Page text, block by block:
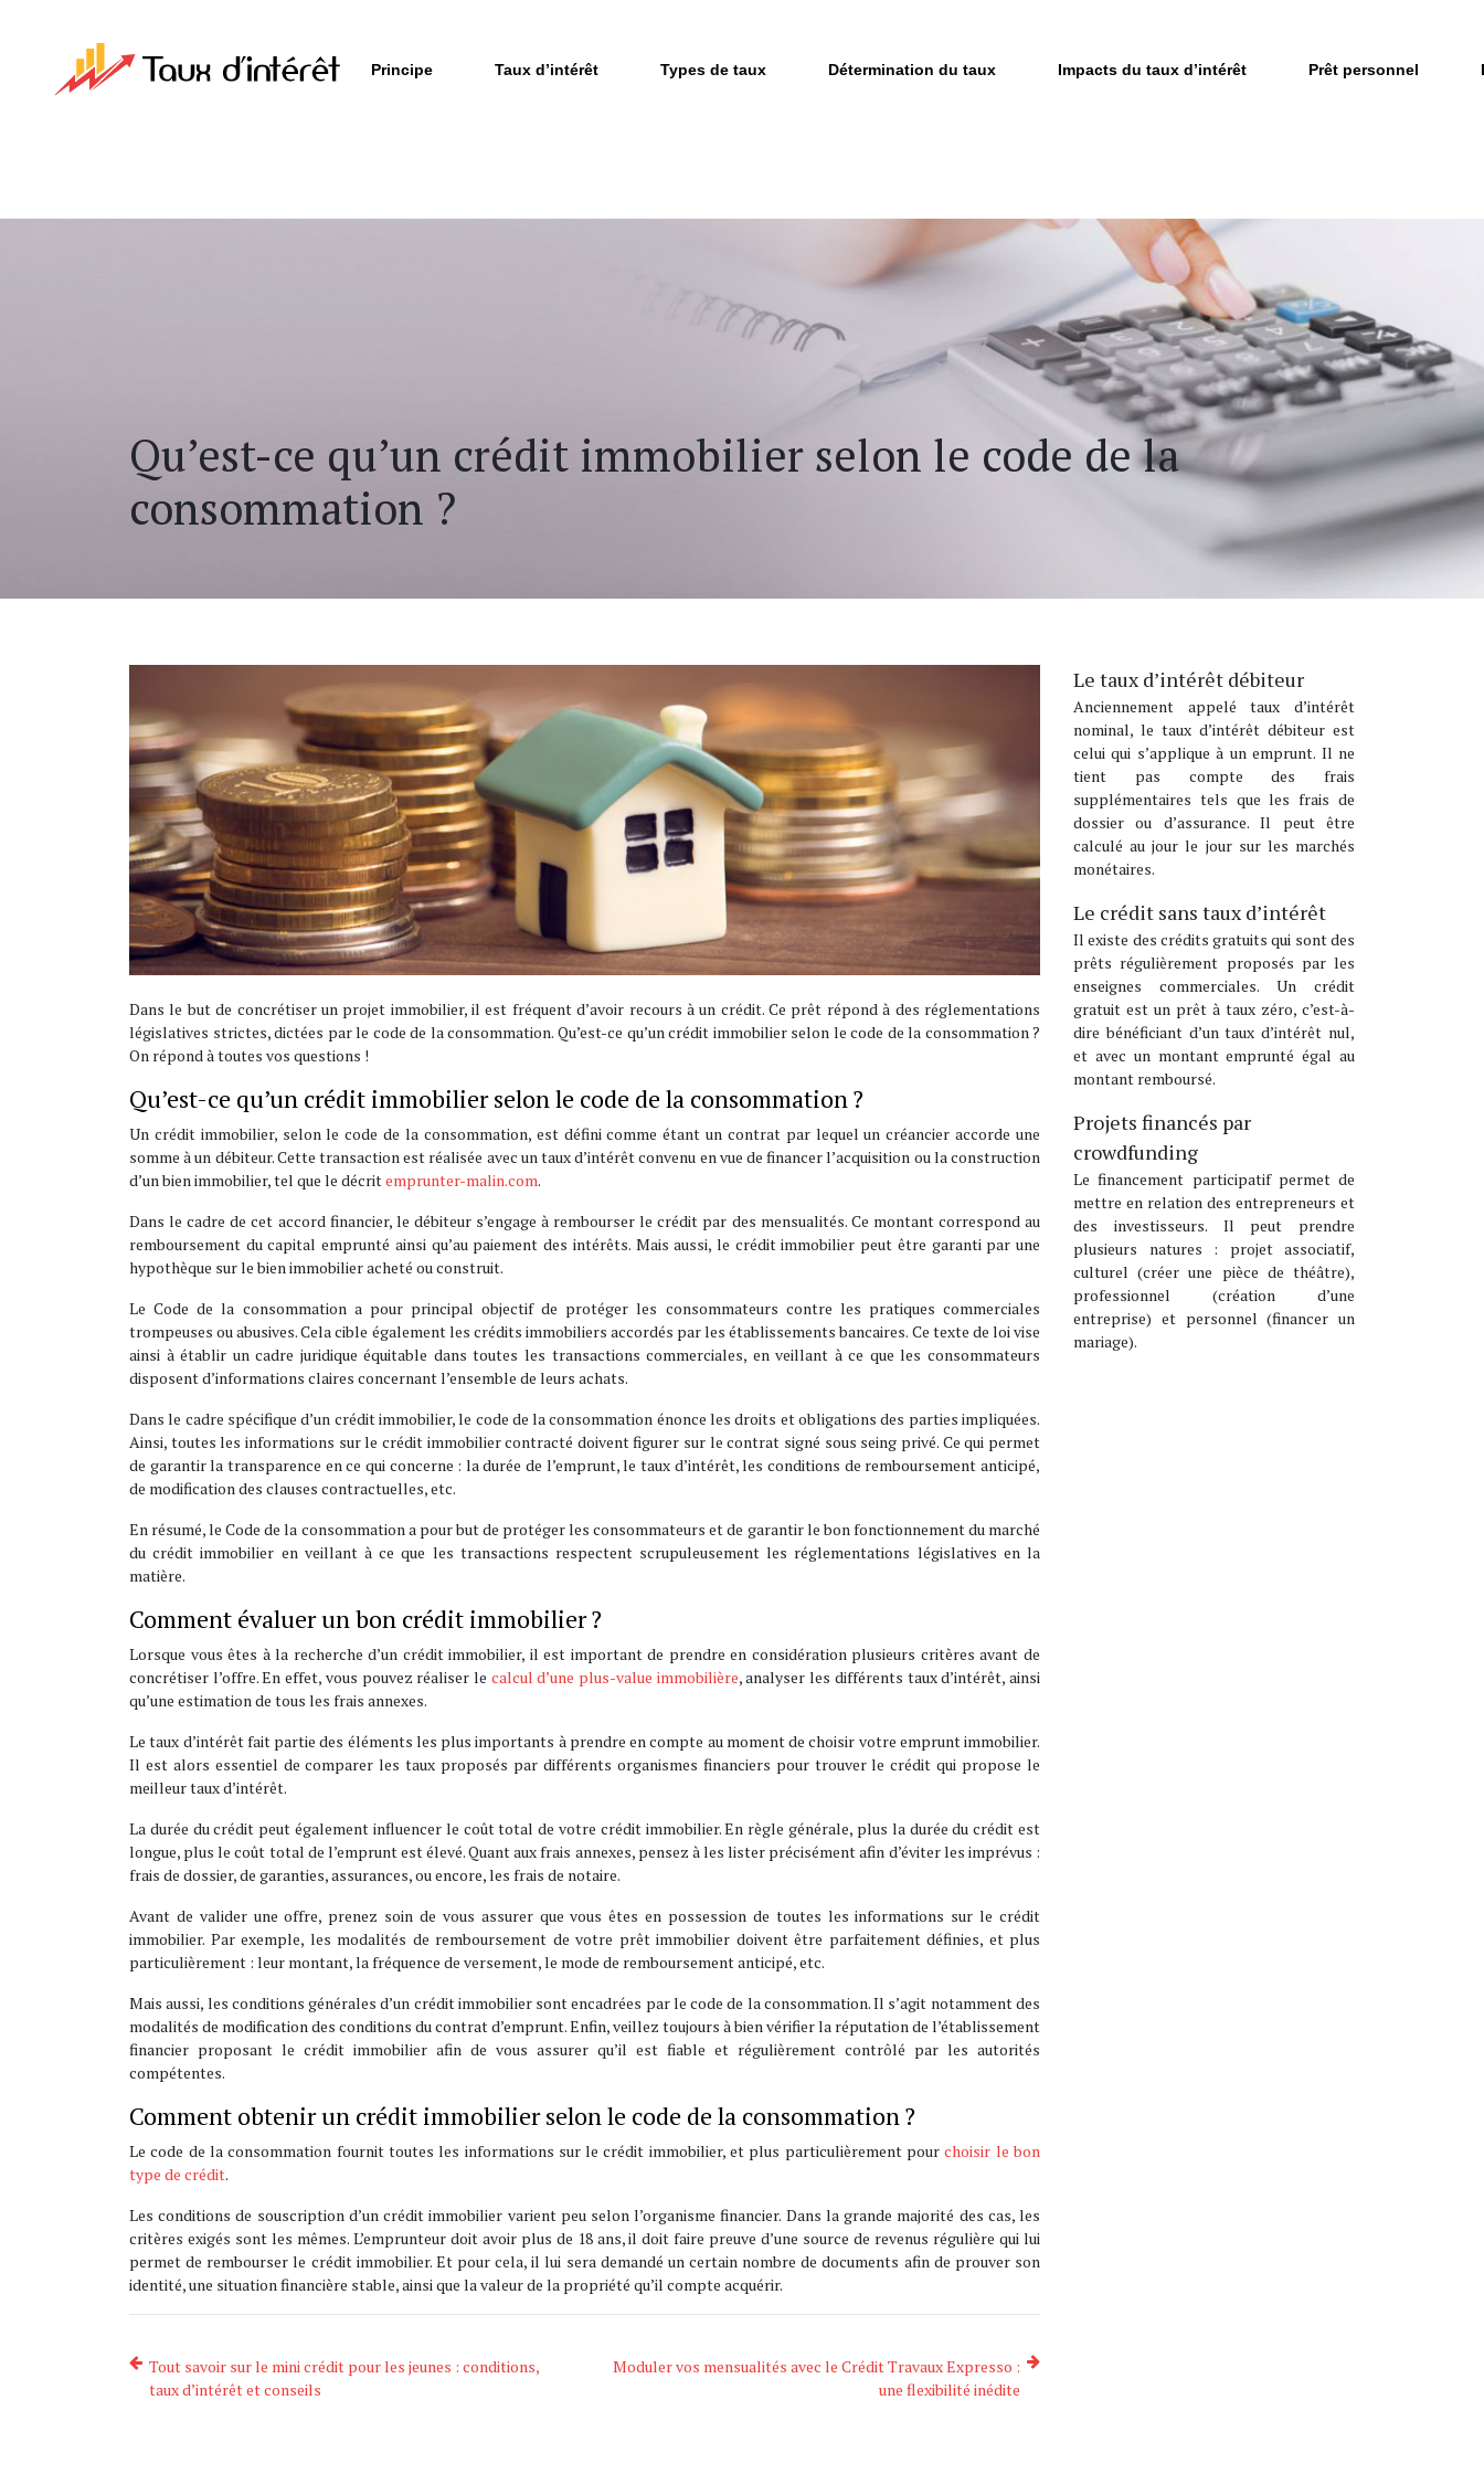
Principe Taux d’intérêt Types de taux Détermination du taux Impacts du taux d’intérêt Prêt personnel
Qu’est-ce qu’un crédit immobilier selon le code de la
consommation ?
Dans le but de concrétiser un projet immobilier, il est fréquent d’avoir recours à un crédit. Ce prêt répond à des réglementations
législatives strictes, dictées par le code de la consommation. Qu’est-ce qu’un crédit immobilier selon le code de la consommation ?
On répond à toutes vos questions !
Qu’est-ce qu’un crédit immobilier selon le code de la consommation ?
Un crédit immobilier, selon le code de la consommation, est défini comme étant un contrat par lequel un créancier accorde une
somme à un débiteur. Cette transaction est réalisée avec un taux d’intérêt convenu en vue de financer l’acquisition ou la construction
d’un bien immobilier, tel que le décritemprunter-malin.com.
Dans le cadre de cet accord financier, le débiteur s’engage à rembourser le crédit par des mensualités. Ce montant correspond au
remboursement du capital emprunté ainsi qu’au paiement des intérêts. Mais aussi, le crédit immobilier peut être garanti par une
hypothèque sur le bien immobilier acheté ou construit.
Le Code de la consommation a pour principal objectif de protéger les consommateurs contre les pratiques commerciales
trompeuses ou abusives. Cela cible également les crédits immobiliers accordés par les établissements bancaires. Ce texte de loi vise
ainsi à établir un cadre juridique équitable dans toutes les transactions commerciales, en veillant à ce que les consommateurs
disposent d’informations claires concernant l’ensemble de leurs achats.
Dans le cadre spécifique d’un crédit immobilier, le code de la consommation énonce les droits et obligations des parties impliquées.
Ainsi, toutes les informations sur le crédit immobilier contracté doivent figurer sur le contrat signé sous seing privé. Ce qui permet
de garantir la transparence en ce qui concerne : la durée de l’emprunt, le taux d’intérêt, les conditions de remboursement anticipé,
de modification des clauses contractuelles, etc.
En résumé, le Code de la consommation a pour but de protéger les consommateurs et de garantir le bon fonctionnement du marché
du crédit immobilier en veillant à ce que les transactions respectent scrupuleusement les réglementations législatives en la
matière.
Comment évaluer un bon crédit immobilier ?
Lorsque vous êtes à la recherche d’un crédit immobilier, il est important de prendre en considération plusieurs critères avant de
concrétiser l’offre. En effet, vous pouvez réaliser le calcul d’une plus-value immobilière, analyser les différents taux d’intérêt, ainsi
qu’une estimation de tous les frais annexes.
Le taux d’intérêt fait partie des éléments les plus importants à prendre en compte au moment de choisir votre emprunt immobilier.
Il est alors essentiel de comparer les taux proposés par différents organismes financiers pour trouver le crédit qui propose le
meilleur taux d’intérêt.
La durée du crédit peut également influencer le coût total de votre crédit immobilier. En règle générale, plus la durée du crédit est
longue, plus le coût total de l’emprunt est élevé. Quant aux frais annexes, pensez à les lister précisément afin d’éviter les imprévus :
frais de dossier, de garanties, assurances, ou encore, les frais de notaire.
Avant de valider une offre, prenez soin de vous assurer que vous êtes en possession de toutes les informations sur le crédit
immobilier. Par exemple, les modalités de remboursement de votre prêt immobilier doivent être parfaitement définies, et plus
particulièrement : leur montant, la fréquence de versement, le mode de remboursement anticipé, etc.
Mais aussi, les conditions générales d’un crédit immobilier sont encadrées par le code de la consommation. Il s’agit notamment des
modalités de modification des conditions du contrat d’emprunt. Enfin, veillez toujours à bien vérifier la réputation de l’établissement
financier proposant le crédit immobilier afin de vous assurer qu’il est fiable et régulièrement contrôlé par les autorités
compétentes.
Comment obtenir un crédit immobilier selon le code de la consommation ?
Le code de la consommation fournit toutes les informations sur le crédit immobilier, et plus particulièrement pourchoisir le bon
type de crédit.
Les conditions de souscription d’un crédit immobilier varient peu selon l’organisme financier. Dans la grande majorité des cas, les
critères exigés sont les mêmes. L’emprunteur doit avoir plus de 18 ans, il doit faire preuve d’une source de revenus régulière qui lui
permet de rembourser le crédit immobilier. Et pour cela, il lui sera demandé un certain nombre de documents afin de prouver son
identité, une situation financière stable, ainsi que la valeur de la propriété qu’il compte acquérir.
Tout savoir sur le mini crédit pour les jeunes : conditions,
taux d’intérêt et conseils
Moduler vos mensualités avec le Crédit Travaux Expresso :
une flexibilité inédite
Le taux d’intérêt débiteur
Anciennement appelé taux d’intérêt
nominal, le taux d’intérêt débiteur est
celui qui s’applique à un emprunt. Il ne
tient pas compte des frais
supplémentaires tels que les frais de
dossier ou d’assurance. Il peut être
calculé au jour le jour sur les marchés
monétaires.
Le crédit sans taux d’intérêt
Il existe des crédits gratuits qui sont des
prêts régulièrement proposés par les
enseignes commerciales. Un crédit
gratuit est un prêt à taux zéro, c’est-à-
dire bénéficiant d’un taux d’intérêt nul,
et avec un montant emprunté égal au
montant remboursé.
Projets financés par
crowdfunding
Le financement participatif permet de
mettre en relation des entrepreneurs et
des investisseurs. Il peut prendre
plusieurs natures : projet associatif,
culturel (créer une pièce de théâtre),
professionnel (création d’une
entreprise) et personnel (financer un
mariage).